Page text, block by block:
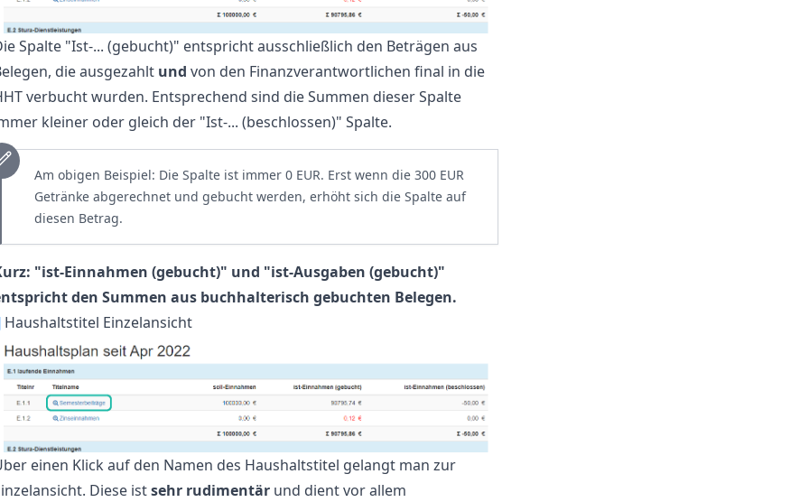
Spalte "Ist-... (gebucht)" entspricht ausschließlich den Beträgen aus
die ausgezahlt und von den Finanzverantwortlichen final in die
verbucht wurden. Entsprechend sind die Summen dieser Spalte
kleiner oder gleich der "Ist-... (beschlossen)" Spalte.
Am obigen Beispiel: Die Spalte ist immer 0 EUR. Erst wenn die 300 EUR
Getränke abgerechnet und gebucht werden, erhöht sich die Spalte auf
diesen Betrag.
"ist-Einnahmen (gebucht)" und "ist-Ausgaben (gebucht)"
den Summen aus buchhalterisch gebuchten Belegen.
Haushaltstitel Einzelansicht
einen Klick auf den Namen des Haushaltstitel gelangt man zur
Diese istsehr rudimentär und dient vor allem